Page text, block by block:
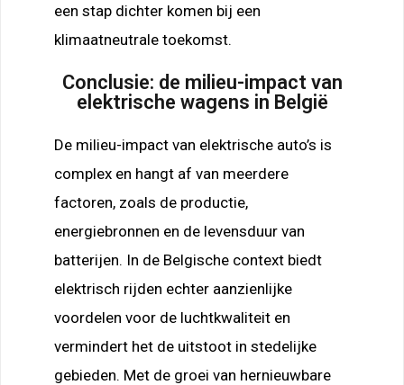
een stap dichter komen bij een
klimaatneutrale toekomst.
Conclusie: de milieu-impact van
elektrische wagens in België
De milieu-impact van elektrische auto’s is
complex en hangt af van meerdere
factoren, zoals de productie,
energiebronnen en de levensduur van
batterijen. In de Belgische context biedt
elektrisch rijden echter aanzienlijke
voordelen voor de luchtkwaliteit en
vermindert het de uitstoot in stedelijke
gebieden. Met de groei van hernieuwbare